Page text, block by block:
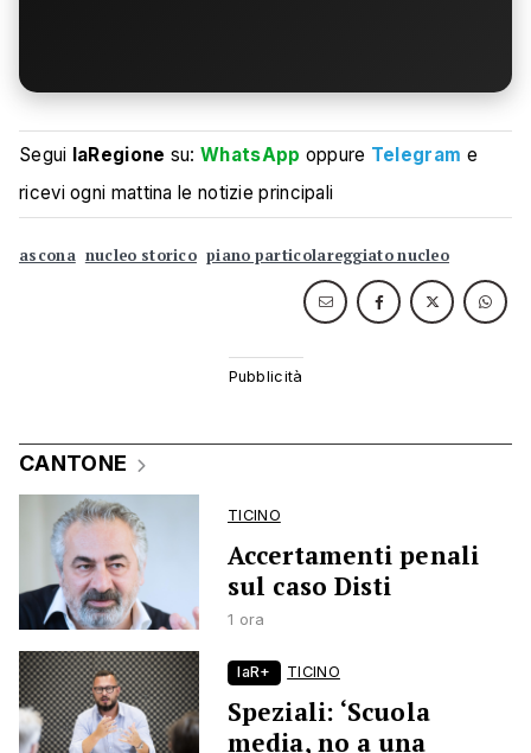
Segui laRegione su:WhatsApp oppure Telegram e
ricevi ogni mattina le notizie principali
ascona nucleo storico piano particolareggiato nucleo
CANTONE
TICINO
Accertamenti penali
sul caso Disti
1 ora
laR+ TICINO
Speziali: ‘Scuola
media, no a una